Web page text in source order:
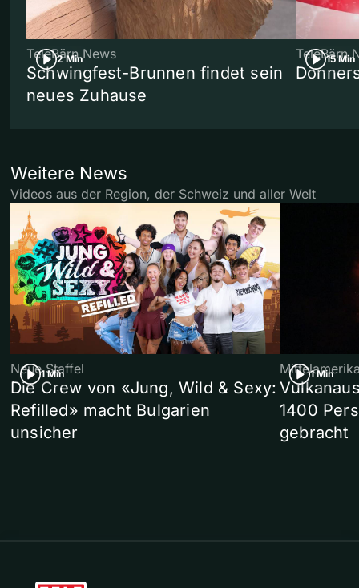
2 Min
TeleBärn News
Schwingfest-Brunnen findet sein
neues Zuhause
15 Min
TeleBärn
Weitere News
Videos aus der Region, der Schweiz und aller Welt
1 Min
Neue Staffel
Die Crew von «Jung, Wild & Sexy:
Refilled» macht Bulgarien
unsicher
1 Min
1400
gebracht